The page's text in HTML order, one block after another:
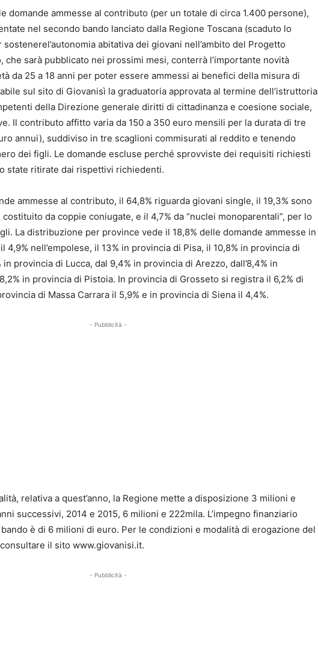
domande ammesse al contributo (per un totale di circa 1.400 persone),
nel secondo bando lanciato dalla Regione Toscana (scaduto lo
abitativa dei giovani nell’ambito del Progetto
che sarà pubblicato nei prossimi mesi, conterrà l’importante novità
da 25 a 18 anni per poter essere ammessi ai benefici della misura di
sul sito di Giovanisì la graduatoria approvata al termine dell’istruttoria
della Direzione generale diritti di cittadinanza e coesione sociale,
Il contributo affitto varia da 150 a 350 euro mensili per la durata di tre
annui), suddiviso in tre scaglioni commisurati al reddito e tenendo
dei figli. Le domande escluse perché sprovviste dei requisiti richiesti
state ritirate dai rispettivi richiedenti.
ammesse al contributo, il 64,8% riguarda giovani single, il 19,3% sono
da coppie coniugate, e il 4,7% da “nuclei monoparentali”, per lo
La distribuzione per province vede il 18,8% delle domande ammesse in
4,9% nell’empolese, il 13% in provincia di Pisa, il 10,8% in provincia di
provincia di Lucca, dal 9,4% in provincia di Arezzo, dall’8,4% in
in provincia di Pistoia. In provincia di Grosseto si registra il 6,2% di
di Massa Carrara il 5,9% e in provincia di Siena il 4,4%.
- Pubblicità -
relativa a quest’anno, la Regione mette a disposizione 3 milioni e
successivi, 2014 e 2015, 6 milioni e 222mila. L’impegno finanziario
è di 6 milioni di euro. Per le condizioni e modalità di erogazione del
il sito www.giovanisi.it.
- Pubblicità -